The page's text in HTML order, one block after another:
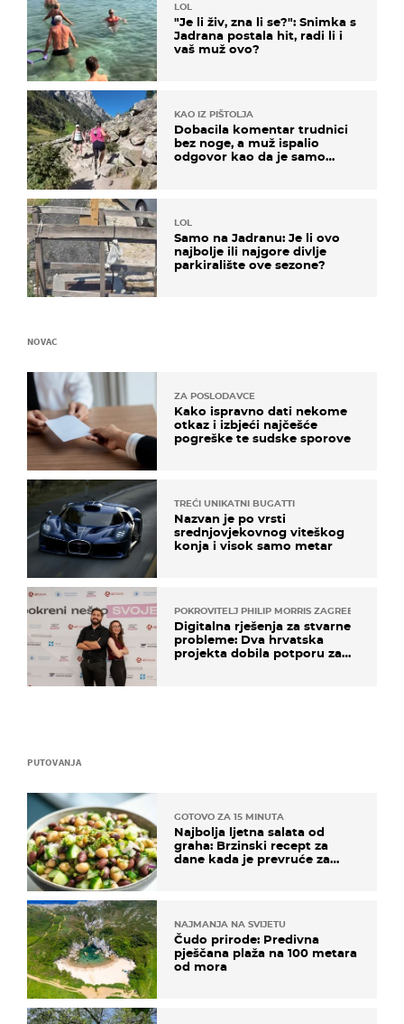
LOL
"Je li živ, zna li se?": Snimka s
Jadrana postala hit, radi li i
vaš muž ovo?
KAO IZ PIŠTOLJA
Dobacila komentar trudnici
bez noge, a muž ispalio
odgovor kao da je samo
LOL
Samo na Jadranu: Je li ovo
najbolje ili najgore divlje
parkiralište ove sezone?
PUTOVANJA
GOTOVO ZA 15 MINUTA
Najbolja ljetna salata od
graha: Brzinski recept za
dane kada je prevruće za
NAJMANJA NA SVIJETU
Čudo prirode: Predivna
pješčana plaža na 100 metara
od mora
NOVAC
ZA POSLODAVCE
Kako ispravno dati nekome
otkaz i izbjeći najčešće
pogreške te sudske sporove
TREĆI UNIKATNI BUGATTI
Nazvan je po vrsti
srednjovjekovnog viteškog
konja i visok samo metar
POKROVITELJ PHILIP MORRIS ZAGREB
Digitalna rješenja za stvarne
probleme: Dva hrvatska
projekta dobila potporu za